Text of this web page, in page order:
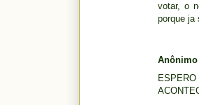
votar, o
porque ja
Anônimo